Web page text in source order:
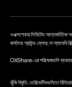
ওএক্সশেয়ার লিমিটেড আন্তর্জাতিক
কার্যালয় গ্রাউন্ড ফ্লোর, দা স্যাথেবি
OXShare-এর পরিষেবাগুলি ব্যবহার
ঝুঁকি বিবৃতি: ডেরিভেটিভগুলিতে